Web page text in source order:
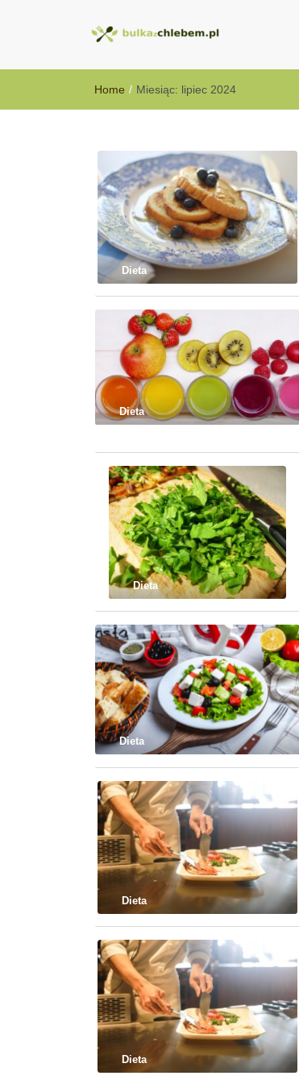
Home / Miesiąc: lipiec 2024
Dieta
Dieta
Dieta
Dieta
Dieta
Dieta